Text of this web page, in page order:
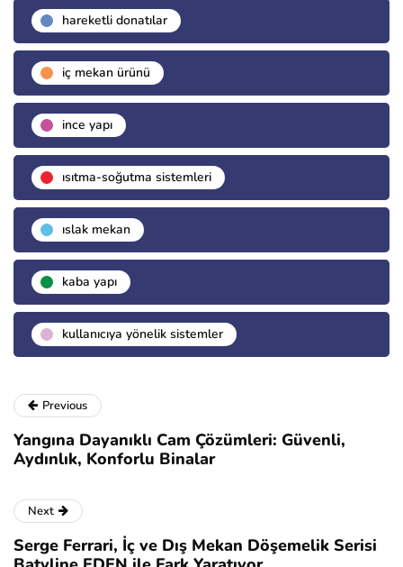
hareketli donatılar
i̇ç mekan ürünü
i̇nce yapı
isıtma-soğutma sistemleri
islak mekan
kaba yapı
kullanıcıya yönelik sistemler
Previous
Yangına Dayanıklı Cam Çözümleri: Güvenli,
Aydınlık, Konforlu Binalar
Next
Serge Ferrari, İç ve Dış Mekan Döşemelik Serisi